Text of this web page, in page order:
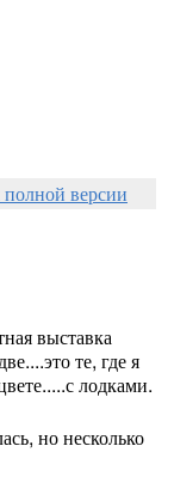
полной версии
выставка
те, где я
лодками.
но несколько